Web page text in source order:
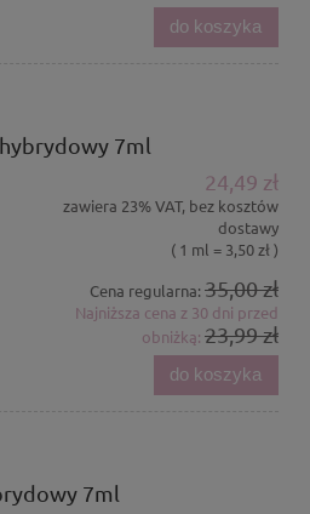
do koszyka
7ml
24,49 zł
zawiera 23% VAT, bez kosztów
dostawy
( 1 ml = 3,50 zł )
Cena regularna: 35,00 zł
Najniższa cena z 30 dni przed
obniżką: 23,99 zł
do koszyka
7ml